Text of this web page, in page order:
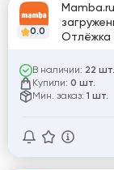
0.0
Отлёжка
В наличии: 22 шт.
Купили: 0 шт.
Мин. заказ: 1 шт.